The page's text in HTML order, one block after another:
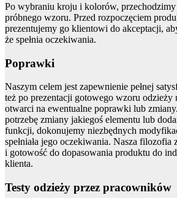
Po wybraniu kroju i kolorów,
próbnego wzoru. Przed rozpoczęciem
prezentujemy go klientowi do akceptacji,
że spełnia oczekiwania.
Poprawki
Naszym celem jest zapewnienie pełnej
też po prezentacji gotowego wzoru odzieży
otwarci na ewentualne poprawki lub
potrzebę zmiany jakiegoś elementu lub
funkcji, dokonujemy niezbędnych
spełniała jego oczekiwania. Nasza filozofia
i gotowość do dopasowania produktu do
klienta.
Testy odzieży przez pracowników